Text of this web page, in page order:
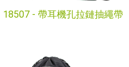
18507 - 帶耳機孔拉鏈抽繩帶